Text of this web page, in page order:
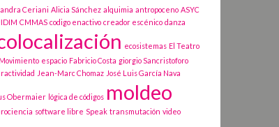
Ceriani Alicia Sánchez alquimia antropoceno ASYC
CMMAS codigo enactivo creador escénico danza
ecosistemas El Teatro
espacio Fabricio Costa giorgio Sancristoforo
Jean-Marc Chomaz José Luis García Nava
Obermaier lógica de códigos moldeo
software libre Speak transmutación video